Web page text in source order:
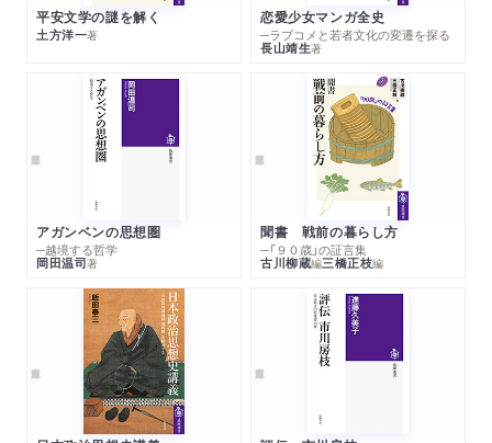
平安文学の謎を解く
土方洋一著
恋愛少女マンガ全史
─ラブコメと若者文化の変遷を探る
長山靖生著
アガンベンの思想圏
─越境する哲学
岡田温司著
聞書 戦前の暮らし方
─「９０歳」の証言集
古川柳蔵編三橋正枝編